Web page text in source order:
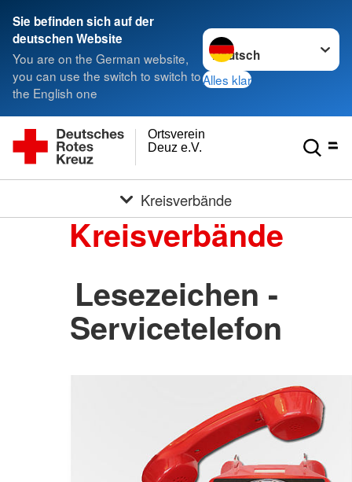
Sie befinden sich auf der
deutschen Website
You are on the German website,
you can use the switch to switch to
the English one
Sprache wechseln zu
Alles klar
Deuz e.V.
Ortsverein
Kreisverbände
Kreisverbände
Lesezeichen -
Servicetelefon